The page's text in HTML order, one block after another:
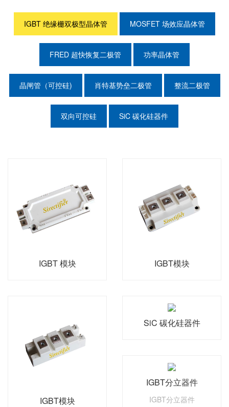
IGBT 绝缘栅双极型晶体管 MOSFET 场效应晶体管
FRED 超快恢复二极管 功率晶体管
晶闸管（可控硅) 肖特基势垒二极管 整流二极管
双向可控硅 SiC 碳化硅器件
IGBT 模块 IGBT模块
IGBT模块
SiC 碳化硅器件
IGBT分立器件
IGBT分立器件